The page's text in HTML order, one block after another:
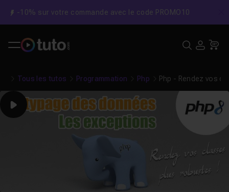
-10% sur votre commande avec le code PROMO10
Tous les tutos Programmation Php Php - Rendez vos
Play